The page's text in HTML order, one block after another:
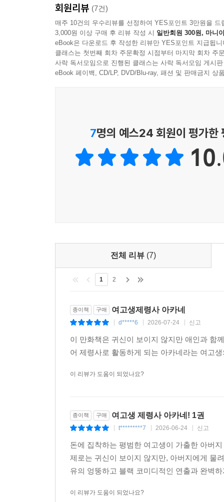
회원리뷰 (7건)
매주 10건의 우수리뷰를 선정하여 YES포인트 3만원을 드
3,000원 이상 구매 후 리뷰 작성 시 일반회원 300원, 마니
eBook은 다운로드 후 작성한 리뷰만 YES포인트 지급됩니
클래스는 첫번째 회차 주문확정 시점부터 마지막 회차 주
사락 독서모임으로 진행된 클래스는 사락 독서모임 게시
eBook 페이백, CD/LP, DVD/Blu-ray, 패션 및 판매금지 상
7명의 예스24 회원이 평가한
전체 리뷰 (7)
1 2
종이책 구매 여고생제령사 아카네
d*****6 2026-07-24 신고
이 만화책은 귀신이 보이지 않지만 애인과 함
어 제령사로 활동하게 되는 아카네라는 여고
이 리뷰가 도움이 되었나요?
종이책 구매 여고생 제령사 아카네! 1권
t*********7 2026-06-24 신고
돈에 집착하는 평범한 여고생이 가출한 아버
제로는 귀신이 보이지 않지만, 아버지에게 물
유의 엉뚱하고 블랙 코미디적인 연출과 완벽
이 리뷰가 도움이 되었나요?